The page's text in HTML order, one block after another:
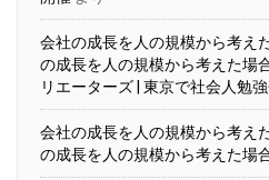
会社の成長を人の規模から考え
の成長を人の規模から考えた場
リエーターズ | 東京で社会人勉
会社の成長を人の規模から考え
の成長を人の規模から考えた場